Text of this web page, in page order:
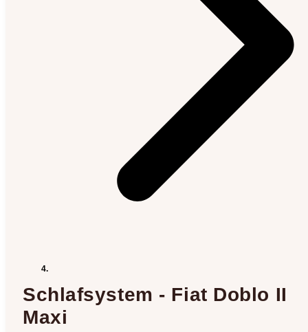
Schlafsystem - Fiat Doblo II
Maxi